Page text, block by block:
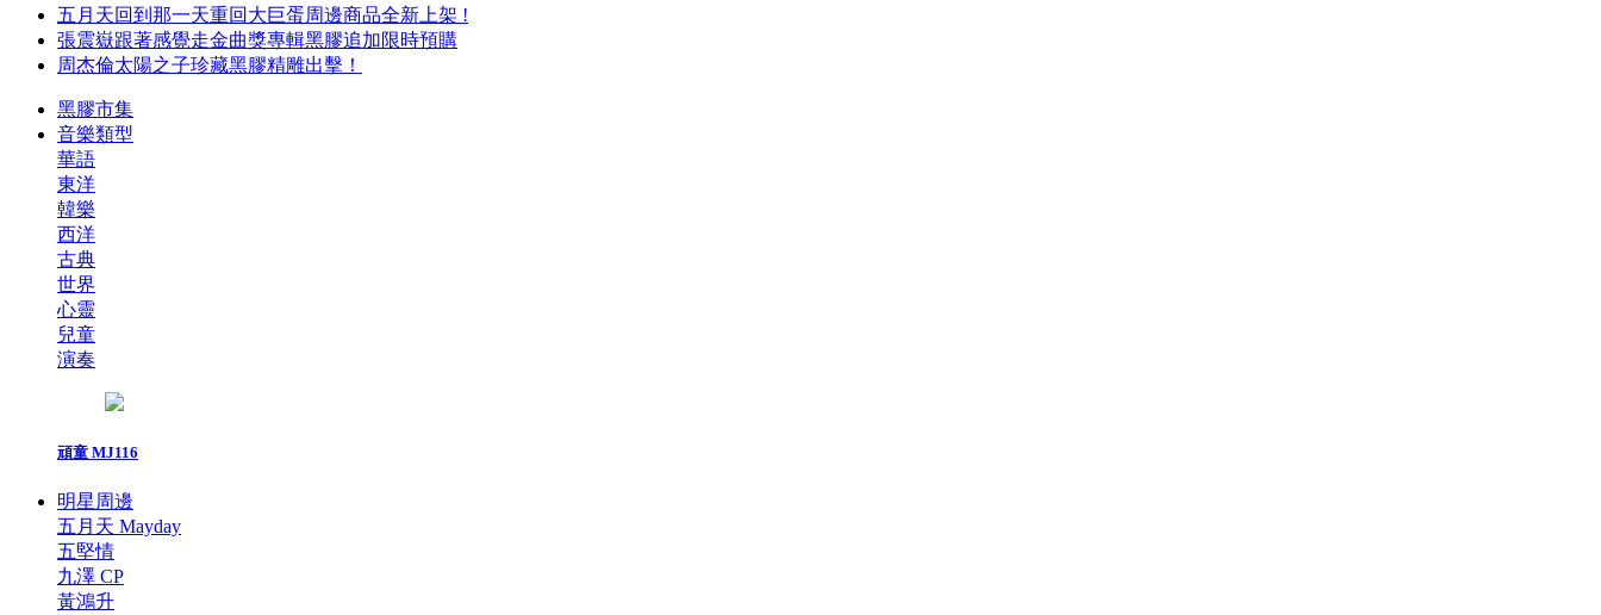
五月天回到那一天重回大巨蛋周邊商品全新上架 !
張震嶽跟著感覺走金曲獎專輯黑膠追加限時預購
周杰倫太陽之子珍藏黑膠精雕出擊！
黑膠市集
音樂類型
華語
東洋
韓樂
西洋
古典
世界
心靈
兒童
演奏
頑童 MJ116
明星周邊
五月天 Mayday
五堅情
九澤 CP
黃鴻升